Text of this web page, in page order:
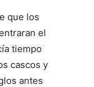
que los
el
tiempo
cascos y
antes